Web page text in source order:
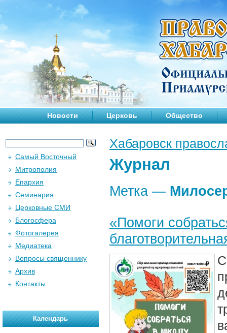
Новости Церковь Общество
Хабаровск
Журнал
Метка —
«Помоги
Самый Восточный
Митрополия
Епархия
Семинария
Церковные СМИ
Блогосфера
Фотогалерея
Медиатека
Вопросы священнику
Архив
Контакты
Календарь